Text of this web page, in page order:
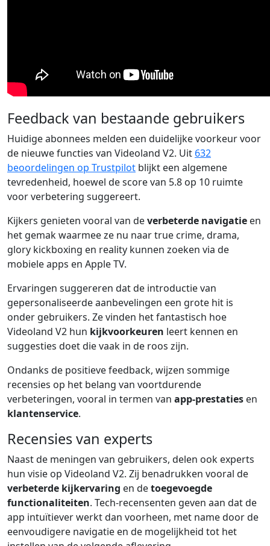
Feedback van bestaande gebruikers
Huidige abonnees melden een duidelijke voorkeur voor
de nieuwe functies van Videoland V2. Uit 632
beoordelingen op Trustpilot blijkt een algemene
tevredenheid, hoewel de score van 5.8 op 10 ruimte
voor verbetering suggereert.
Kijkers genieten vooral van deverbeterde navigatie en
het gemak waarmee ze nu naar true crime, drama,
glory kickboxing en reality kunnen zoeken via de
mobiele apps en Apple TV.
Ervaringen suggereren dat de introductie van
gepersonaliseerde aanbevelingen een grote hit is
onder gebruikers. Ze vinden het fantastisch hoe
Videoland V2 hun kijkvoorkeuren leert kennen en
suggesties doet die vaak in de roos zijn.
Ondanks de positieve feedback, wijzen sommige
recensies op het belang van voortdurende
verbeteringen, vooral in termen van app-prestaties en
klantenservice.
Recensies van experts
Naast de meningen van gebruikers, delen ook experts
hun visie op Videoland V2. Zij benadrukken vooral de
verbeterde kijkervaring en detoegevoegde
functionaliteiten. Tech-recensenten geven aan dat de
app intuïtiever werkt dan voorheen, met name door de
eenvoudigere navigatie en de mogelijkheid tot het